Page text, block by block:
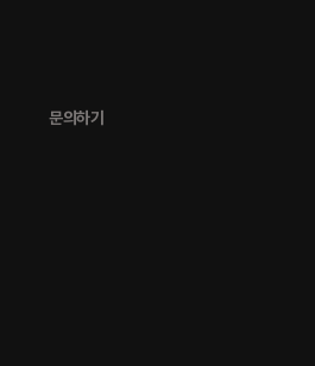
문의하기